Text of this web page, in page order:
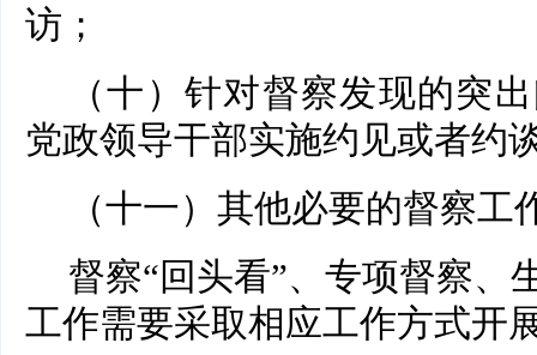
访；
（十）针对督察发现的突
党政领导干部实施约见或者约
（十一）其他必要的督察工
督察“回头看”、专项督察、
工作需要采取相应工作方式开